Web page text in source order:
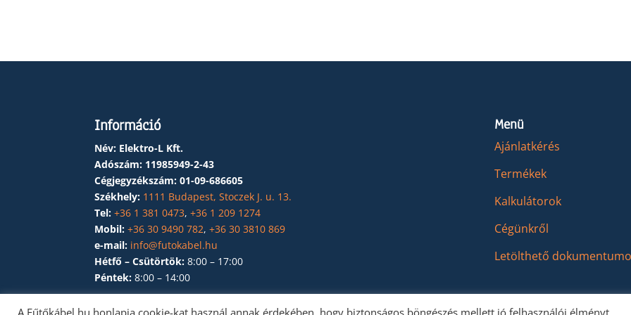
Információ
Név: Elektro-L Kft.
Adószám: 11985949-2-43
Cégjegyzékszám:01-09-686605
Székhely: 1111 Budapest, Stoczek J. u. 13.
Tel: +36 1 381 0473,+36 1 209 1274
Mobil:+36 30 9490 782,+36 30 3810 869
e-mail: info@futokabel.hu
Hétfő – Csütörtök:8:00 – 17:00
Péntek:8:00 – 14:00
Menü
Ajánlatkérés
Termékek
Kalkulátorok
Cégünkről
Letölthető
A Fűtőkábel.hu honlapja cookie-kat használ annak érdekében, hogy biztonságos böngészés mellett jó felhasználói élményt